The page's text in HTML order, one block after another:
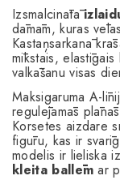
Izsmalcinātā
dāmām, kuras
Kastaņsarkanā
mīkstais,
valkāšanu visas
Maksigaruma A-
regulējamās
Korsetes aizdare
figūru, kas ir
modelis ir lieliska
kleita ballēm ar